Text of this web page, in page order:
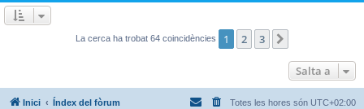
La cerca ha trobat 64 coincidències 1 2 3
Salta a
Inici Índex del fòrum Totes les hores són UTC+02:00